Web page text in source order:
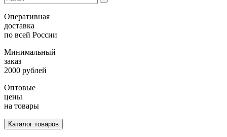
Оперативная
доставка
по всей России
Минимальный
заказ
2000 рублей
Оптовые
цены
на товары
Каталог товаров